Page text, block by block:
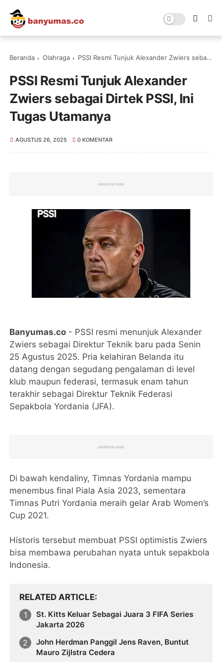
Beranda Olahraga PSSI Resmi Tunjuk Alexander Zwiers sebagai Dirtek PSSI, Ini Tugas Utamanya
PSSI Resmi Tunjuk Alexander
Zwiers sebagai Dirtek PSSI, Ini
Tugas Utamanya
AGUSTUS 26, 2025 0 KOMENTAR
Banyumas.co - PSSI resmi menunjuk Alexander
Zwiers sebagai Direktur Teknik baru pada Senin
25 Agustus 2025. Pria kelahiran Belanda itu
datang dengan segudang pengalaman di level
klub maupun federasi, termasuk enam tahun
terakhir sebagai Direktur Teknik Federasi
Sepakbola Yordania (JFA).
Di bawah kendaliny, Timnas Yordania mampu
menembus final Piala Asia 2023, sementara
Timnas Putri Yordania meraih gelar Arab Women’s
Cup 2021.
Historis tersebut membuat PSSI optimistis Zwiers
bisa membawa perubahan nyata untuk sepakbola
Indonesia.
RELATED ARTICLE
St. Kitts Keluar Sebagai Juara 3 FIFA Series
Jakarta 2026
John Herdman Panggil Jens Raven, Buntut
Mauro Zijlstra Cedera